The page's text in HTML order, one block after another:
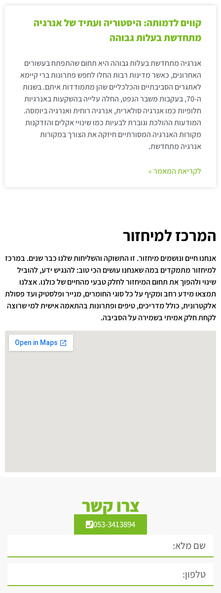
קווים לדמותה: היסטוריה ועתיד של אנרגיה
מתחדשת בעלות גבוהה
אנרגיה מתחדשת בעלות גבוהה היא תחום שהתפתח בעשורים
האחרונים, כאשר מדינות רבות החלו לחפש פתרונות ברי קיימא
לאתגרים הסביבתיים והכלכליים שהן מתמודדות איתם. בשנות
ה-70, בעקבות משבר הנפט, החלה עלייה בהשקעות באנרגיות
חלופיות כמו אנרגיה סולארית, אנרגיה רוחית ואנרגיה ביומסה.
המודעות ההולכת וגוברת לבעיות כמו שינויי אקלים והזדקנות
מקורות האנרגיה המסורתיים חיזקה את הצורך במקורות
אנרגיה מתחדשת.
לקריאת המאמר »
המרכז למיחזור
אנחנו חיים ונושמים מיחזור. זו התשוקה והשליחות שלנו כבר שנים. במרכז
למיחזור מתמקדים במה שאנחנו עושים הכי טוב: להנגיש ידע, להוביל
שינוי ולהפוך את תחום המיחזור לחלק טבעי מהחיים של כולנו. אצלנו
תמצאו מידע רחב ומקיף על כל סוגי החומרים, מנייר ופלסטיק ועד פסולת
אלקטרונית, כולל מדריכים, טיפים ופתרונות בהתאמה אישית למי שרוצה
לקחת חלק אמיתי בשמירה על הסביבה.
צרו קשר
053-3413894